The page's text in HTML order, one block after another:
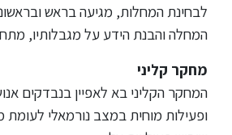
הרשמו
עכשיו
לבחינת המחלות, מגיעה בראש
המחלה והבנת הידע על מגבלותיו,
מחקר קליני
המחקר הקליני בא לאפיין בנבדקים
ופעילות מוחית במצב נורמאלי לעומת